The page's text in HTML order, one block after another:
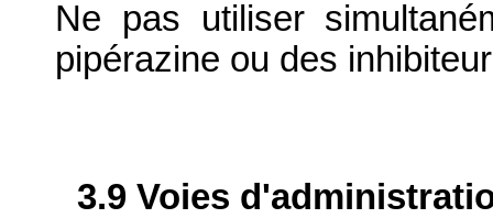
Ne pas utiliser
pipérazine ou des
3.9 Voies